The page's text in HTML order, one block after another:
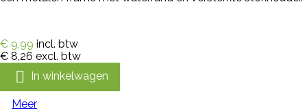
€ 9,99 incl. btw
€ 8,26 excl. btw
 In winkelwagen
Meer